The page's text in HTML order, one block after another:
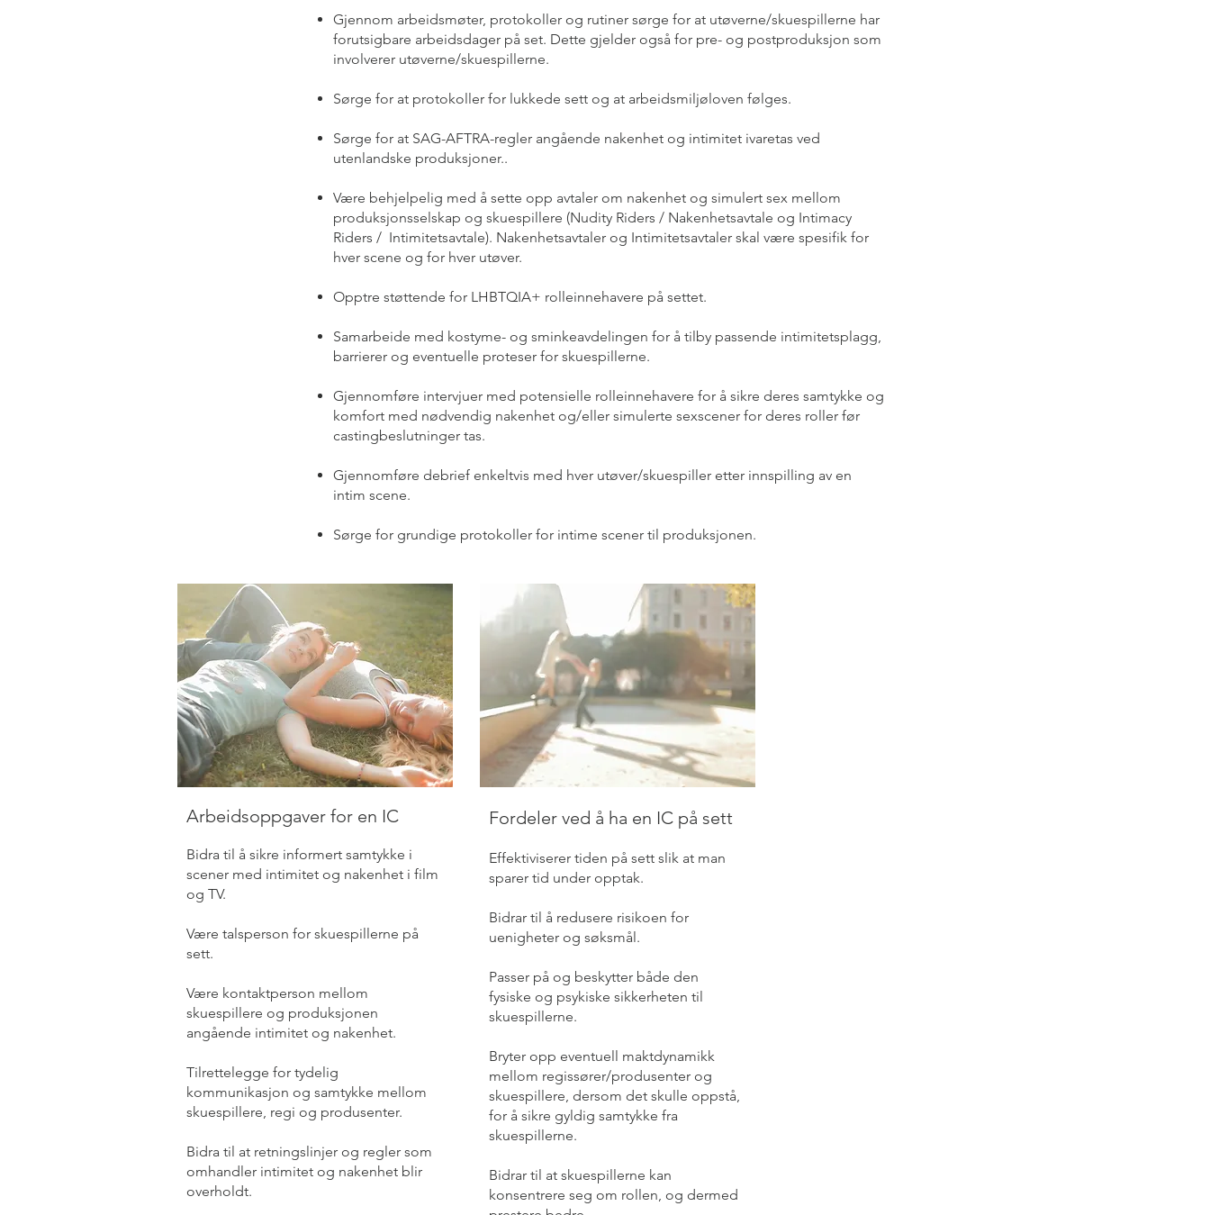
Gjennom arbeidsmøter, protokoller og rutiner sørge for at utøverne/skuespillerne har
forutsigbare arbeidsdager på set. Dette gjelder også for pre- og postproduksjon som
involverer utøverne/skuespillerne.
Sørge for at protokoller for lukkede sett og at arbeidsmiljøloven følges.
Sørge for at SAG-AFTRA-regler angående nakenhet og intimitet ivaretas ved
utenlandske produksjoner..
Være behjelpelig med å sette opp avtaler om nakenhet og simulert sex mellom
produksjonsselskap og skuespillere (Nudity Riders / Nakenhetsavtale og Intimacy
Riders / Intimitetsavtale). Nakenhetsavtaler og Intimitetsavtaler skal være spesifik for
hver scene og for hver utøver.
Opptre støttende for LHBTQIA+ rolleinnehavere på settet.
Samarbeide med kostyme- og sminkeavdelingen for å tilby passende intimitetsplagg,
barrierer og eventuelle proteser for skuespillerne.
Gjennomføre intervjuer med potensielle rolleinnehavere for å sikre deres samtykke og
komfort med nødvendig nakenhet og/eller simulerte sexscener for deres roller før
castingbeslutninger tas.
Gjennomføre debrief enkeltvis med hver utøver/skuespiller etter innspilling av en
intim scene.
Sørge for grundige protokoller for intime scener til produksjonen.
Arbeidsoppgaver for en IC
Bidra til å sikre informert samtykke i
scener med intimitet og nakenhet i film
og TV.
Være talsperson for skuespillerne på
sett.
Være kontaktperson mellom
skuespillere og produksjonen
angående intimitet og nakenhet.
Tilrettelegge for tydelig
kommunikasjon og samtykke mellom
skuespillere, regi og produsenter.
Bidra til at retningslinjer og regler som
omhandler intimitet og nakenhet blir
overholdt.
Fordeler ved å ha en IC på sett
Effektiviserer tiden på sett slik at man
sparer tid under opptak.
Bidrar til å redusere risikoen for
uenigheter og søksmål.
Passer på og beskytter både den
fysiske og psykiske sikkerheten til
skuespillerne.
Bryter opp eventuell maktdynamikk
mellom regissører/produsenter og
skuespillere, dersom det skulle oppstå,
for å sikre gyldig samtykke fra
skuespillerne.
Bidrar til at skuespillerne kan
konsentrere seg om rollen, og dermed